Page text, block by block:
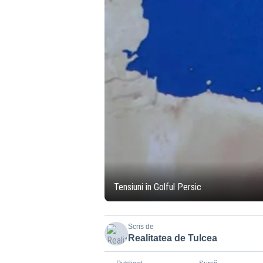
Tensiuni în Golful Persic
Scris de
Realitatea de Tulcea